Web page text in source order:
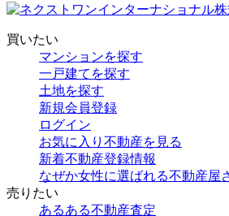
買いたい
マンションを探す
一戸建てを探す
土地を探す
新規会員登録
ログイン
お気に入り不動産を見る
新着不動産登録情報
なぜか女性に選ばれる不動産屋
売りたい
あるある不動産査定